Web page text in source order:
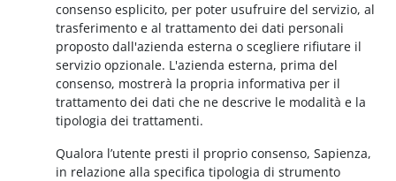
consenso esplicito, per poter usufruire del servizio, al
trasferimento e al trattamento dei dati personali
proposto dall'azienda esterna o scegliere rifiutare il
servizio opzionale. L'azienda esterna, prima del
consenso, mostrerà la propria informativa per il
trattamento dei dati che ne descrive le modalità e la
tipologia dei trattamenti.
Qualora l’utente presti il proprio consenso, Sapienza,
in relazione alla specifica tipologia di strumento